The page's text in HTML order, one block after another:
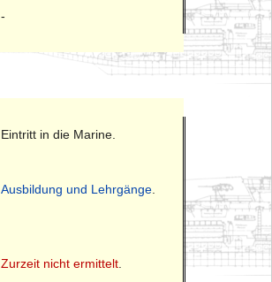
-
Eintritt in die Marine.
Ausbildung und Lehrgänge.
Zurzeit nicht ermittelt.